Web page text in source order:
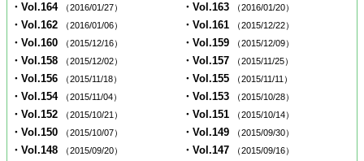
・Vol.164 （2016/01/27） ・Vol.163 （2016/01/20）
・Vol.162 （2016/01/06） ・Vol.161 （2015/12/22）
・Vol.160 （2015/12/16） ・Vol.159 （2015/12/09）
・Vol.158 （2015/12/02） ・Vol.157 （2015/11/25）
・Vol.156 （2015/11/18） ・Vol.155 （2015/11/11）
・Vol.154 （2015/11/04） ・Vol.153 （2015/10/28）
・Vol.152 （2015/10/21） ・Vol.151 （2015/10/14）
・Vol.150 （2015/10/07） ・Vol.149 （2015/09/30）
・Vol.148 （2015/09/20） ・Vol.147 （2015/09/16）